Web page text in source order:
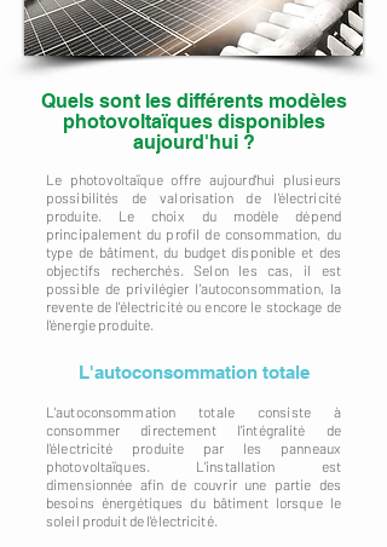
Quels sont les différents modèles
photovoltaïques disponibles
aujourd'hui ?
Le photovoltaïque offre aujourd'hui plusieurs
possibilités de valorisation de l'électricité
produite. Le choix du modèle dépend
principalement du profil de consommation, du
type de bâtiment, du budget disponible et des
objectifs recherchés. Selon les cas, il est
possible de privilégier l'autoconsommation, la
revente de l'électricité ou encore le stockage de
l'énergie produite.
L'autoconsommation totale
L'autoconsommation totale consiste à
consommer directement l'intégralité de
l'électricité produite par les panneaux
photovoltaïques. L'installation est
dimensionnée afin de couvrir une partie des
besoins énergétiques du bâtiment lorsque le
soleil produit de l'électricité.